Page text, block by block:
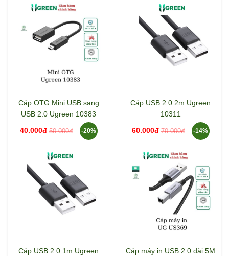
Cáp OTG Mini USB sang
USB 2.0 Ugreen 10383
40.000đ 50.000đ -20%
Cáp USB 2.0 2m Ugreen
10311
60.000đ 70.000đ -14%
Cáp USB 2.0 1m Ugreen
Cáp máy in USB 2.0 dài 5M